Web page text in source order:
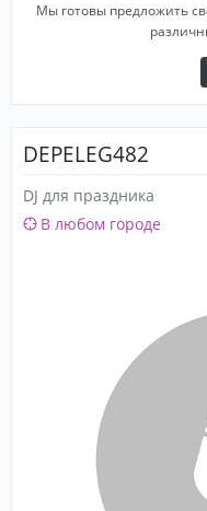
Мы готовы предложить
DEPELEG482
DJ для праздника
В любом городе